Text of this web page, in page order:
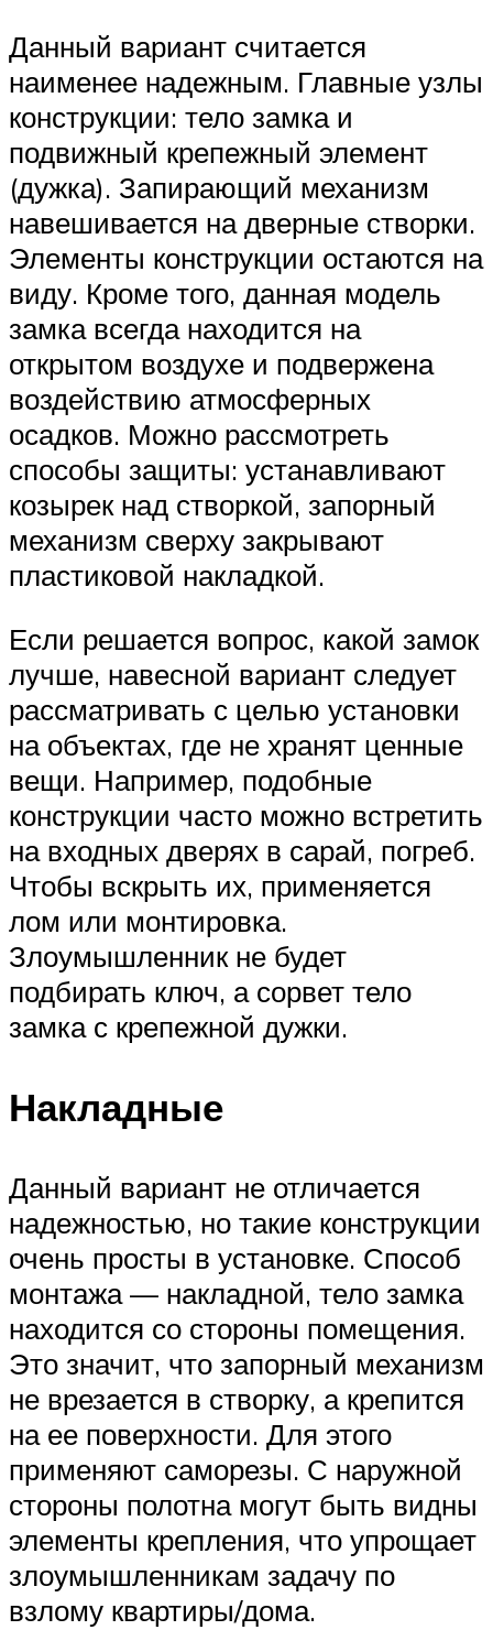
Данный вариант считается
наименее надежным. Главные узлы
конструкции: тело замка и
подвижный крепежный элемент
(дужка). Запирающий механизм
навешивается на дверные створки.
Элементы конструкции остаются на
виду. Кроме того, данная модель
замка всегда находится на
открытом воздухе и подвержена
воздействию атмосферных
осадков. Можно рассмотреть
способы защиты: устанавливают
козырек над створкой, запорный
механизм сверху закрывают
пластиковой накладкой.
Если решается вопрос, какой замок
лучше, навесной вариант следует
рассматривать с целью установки
на объектах, где не хранят ценные
вещи. Например, подобные
конструкции часто можно встретить
на входных дверях в сарай, погреб.
Чтобы вскрыть их, применяется
лом или монтировка.
Злоумышленник не будет
подбирать ключ, а сорвет тело
замка с крепежной дужки.
Накладные
Данный вариант не отличается
надежностью, но такие конструкции
очень просты в установке. Способ
монтажа — накладной, тело замка
находится со стороны помещения.
Это значит, что запорный механизм
не врезается в створку, а крепится
на ее поверхности. Для этого
применяют саморезы. С наружной
стороны полотна могут быть видны
элементы крепления, что упрощает
злоумышленникам задачу по
взлому квартиры/дома.